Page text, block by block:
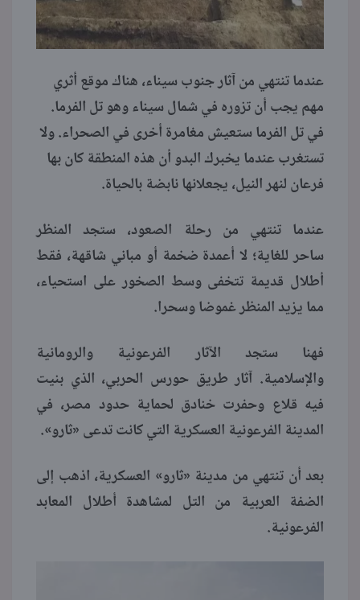
عندما تنتهي من آثار جنوب سيناء، هناك موقع أثري
مهم يجب أن تزوره في شمال سيناء وهو تل الفرما.
في تل الفرما ستعيش مغامرة أخرى في الصحراء. ولا
تستغرب عندما يخبرك البدو أن هذه المنطقة كان بها
فرعان لنهر النيل، يجعلانها نابضة بالحياة.
عندما تنتهي من رحلة الصعود، ستجد المنظر
ساحر للغاية؛ لا أعمدة ضخمة أو مباني شاقهة، فقط
أطلال قديمة تتخفى وسط الصخور على استحياء،
مما يزيد المنظر غموضا وسحرا.
فهنا ستجد الآثار الفرعونية والرومانية
والإسلامية. آثار طريق حورس الحربي، الذي بنيت
فيه قلاع وحفرت خنادق لحماية حدود مصر، في
المدينة الفرعونية العسكرية التي كانت تدعى «ثارو».
بعد أن تنتهي من مدينة «ثارو» العسكرية، اذهب إلى
الضفة العربية من التل لمشاهدة أطلال المعابد
الفرعونية.